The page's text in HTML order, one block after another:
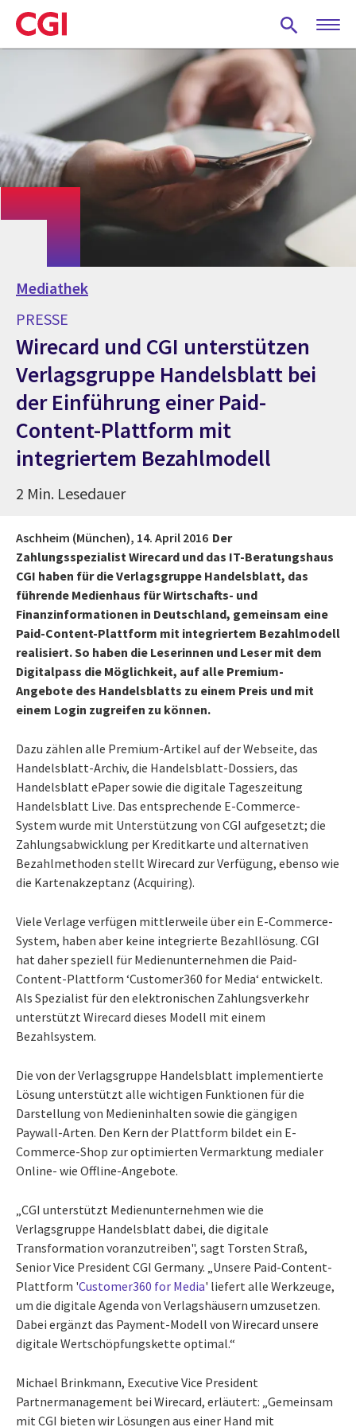
Skip
to
main
Mediathek
PRESSE
Wirecard und CGI unterstützen
Verlagsgruppe Handelsblatt bei
der Einführung einer Paid-
Content-Plattform mit
integriertem Bezahlmodell
2 Min. Lesedauer
Aschheim (München), 14. April 2016 Der
Zahlungsspezialist Wirecard und das IT-Beratungshaus
CGI haben für die Verlagsgruppe Handelsblatt, das
führende Medienhaus für Wirtschafts- und
Finanzinformationen in Deutschland, gemeinsam eine
Paid-Content-Plattform mit integriertem Bezahlmodell
realisiert. So haben die Leserinnen und Leser mit dem
Digitalpass die Möglichkeit, auf alle Premium-
Angebote des Handelsblatts zu einem Preis und mit
einem Login zugreifen zu können.
Dazu zählen alle Premium-Artikel auf der Webseite, das
Handelsblatt-Archiv, die Handelsblatt-Dossiers, das
Handelsblatt ePaper sowie die digitale Tageszeitung
Handelsblatt Live. Das entsprechende E-Commerce-
System wurde mit Unterstützung von CGI aufgesetzt; die
Zahlungsabwicklung per Kreditkarte und alternativen
Bezahlmethoden stellt Wirecard zur Verfügung, ebenso wie
die Kartenakzeptanz (Acquiring).
Viele Verlage verfügen mittlerweile über ein E-Commerce-
System, haben aber keine integrierte Bezahllösung. CGI
hat daher speziell für Medienunternehmen die Paid-
Content-Plattform ‘Customer360 for Media‘ entwickelt.
Als Spezialist für den elektronischen Zahlungsverkehr
unterstützt Wirecard dieses Modell mit einem
Bezahlsystem.
Die von der Verlagsgruppe Handelsblatt implementierte
Lösung unterstützt alle wichtigen Funktionen für die
Darstellung von Medieninhalten sowie die gängigen
Paywall-Arten. Den Kern der Plattform bildet ein E-
Commerce-Shop zur optimierten Vermarktung medialer
Online- wie Offline-Angebote.
„CGI unterstützt Medienunternehmen wie die
Verlagsgruppe Handelsblatt dabei, die digitale
Transformation voranzutreiben", sagt Torsten Straß,
Senior Vice President CGI Germany. „Unsere Paid-Content-
Plattform 'Customer360 for Media' liefert alle Werkzeuge,
um die digitale Agenda von Verlagshäusern umzusetzen.
Dabei ergänzt das Payment-Modell von Wirecard unsere
digitale Wertschöpfungskette optimal.“
Michael Brinkmann, Executive Vice President
Partnermanagement bei Wirecard, erläutert: „Gemeinsam
mit CGI bieten wir Lösungen aus einer Hand mit